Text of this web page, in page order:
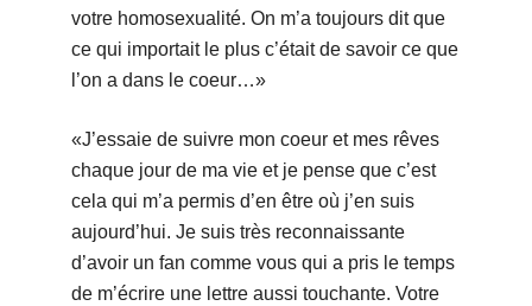
votre homosexualité. On m’a toujours dit que
ce qui importait le plus c’était de savoir ce que
l’on a dans le coeur…»
«J’essaie de suivre mon coeur et mes rêves
chaque jour de ma vie et je pense que c’est
cela qui m’a permis d’en être où j’en suis
aujourd’hui. Je suis très reconnaissante
d’avoir un fan comme vous qui a pris le temps
de m’écrire une lettre aussi touchante. Votre